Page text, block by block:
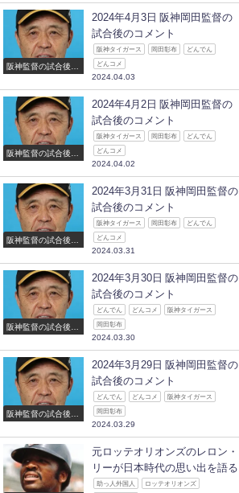
阪神監督の試合後の
2024年4月3日 阪神岡田監督の
試合後のコメント
阪神タイガース 岡田彰布 どんでん
どんコメ
2024.04.03
阪神監督の試合後の
2024年4月2日 阪神岡田監督の
試合後のコメント
阪神タイガース 岡田彰布 どんでん
どんコメ
2024.04.02
阪神監督の試合後の
2024年3月31日 阪神岡田監督の
試合後のコメント
阪神タイガース 岡田彰布 どんでん
どんコメ
2024.03.31
阪神監督の試合後の
2024年3月30日 阪神岡田監督の
試合後のコメント
どんでん どんコメ 阪神タイガース
岡田彰布
2024.03.30
阪神監督の試合後の
2024年3月29日 阪神岡田監督の
試合後のコメント
どんでん どんコメ 阪神タイガース
岡田彰布
2024.03.29
元ロッテオリオンズのレロン・
リーが日本時代の思い出を語る
助っ人外国人 ロッテオリオンズ